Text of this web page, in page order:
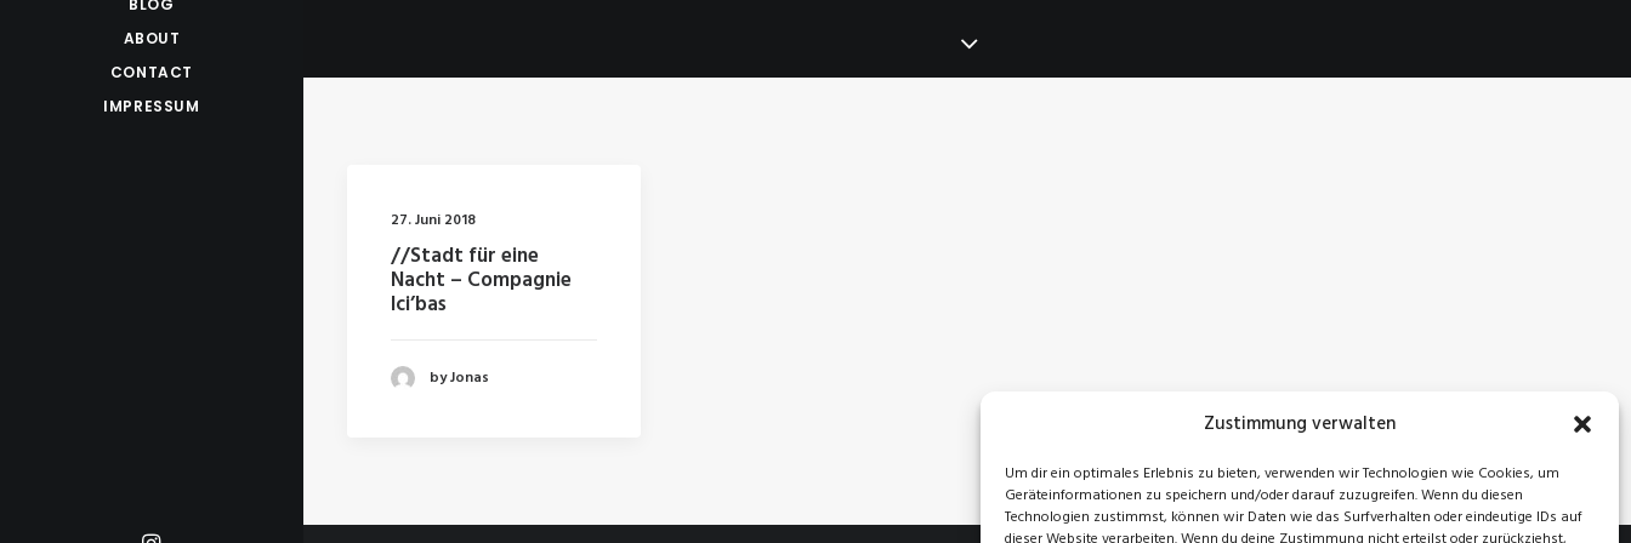
Zustimmung verwalten
Um dir ein optimales Erlebnis zu bieten, verwenden wir Technologien wie Cookies, um
Geräteinformationen zu speichern und/oder darauf zuzugreifen. Wenn du diesen
Technologien zustimmst, können wir Daten wie das Surfverhalten oder eindeutige IDs auf
BLOG
ABOUT
CONTACT
IMPRESSUM
27. Juni 2018
//Stadt für eine
Nacht – Compagnie
Ici’bas
by Jonas